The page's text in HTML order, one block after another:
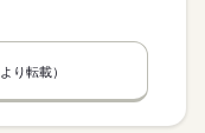
り転載）